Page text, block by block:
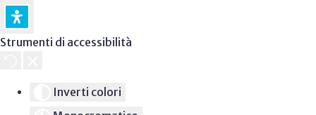
Strumenti di accessibilità
Inverti colori